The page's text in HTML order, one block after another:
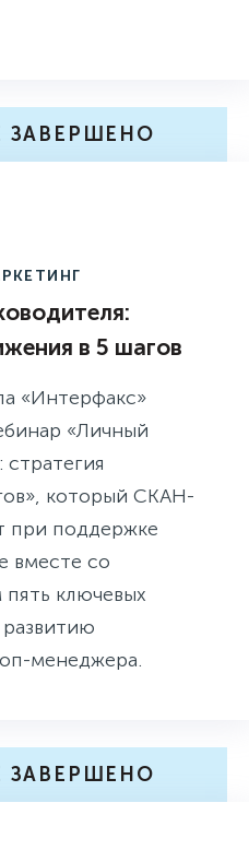
ЗАВЕРШЕНО
в 5 шагов
«Интерфакс»
«Личный
который СКАН-
при поддержке
вместе со
ключевых
менеджера.
ЗАВЕРШЕНО